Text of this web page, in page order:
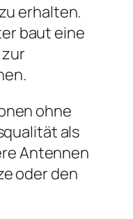
erhalten.
baut eine
ohne
als
Antennen
oder den